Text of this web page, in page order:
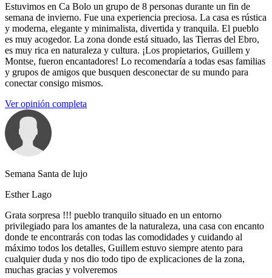
Estuvimos en Ca Bolo un grupo de 8 personas durante un fin de
semana de invierno. Fue una experiencia preciosa. La casa es rústica
y moderna, elegante y minimalista, divertida y tranquila. El pueblo
es muy acogedor. La zona donde está situado, las Tierras del Ebro,
es muy rica en naturaleza y cultura. ¡Los propietarios, Guillem y
Montse, fueron encantadores! Lo recomendaría a todas esas familias
y grupos de amigos que busquen desconectar de su mundo para
conectar consigo mismos.
Ver opinión completa
Semana Santa de lujo
Esther Lago
Grata sorpresa !!! pueblo tranquilo situado en un entorno
privilegiado para los amantes de la naturaleza, una casa con encanto
donde te encontrarás con todas las comodidades y cuidando al
máximo todos los detalles, Guillem estuvo siempre atento para
cualquier duda y nos dio todo tipo de explicaciones de la zona,
muchas gracias y volveremos